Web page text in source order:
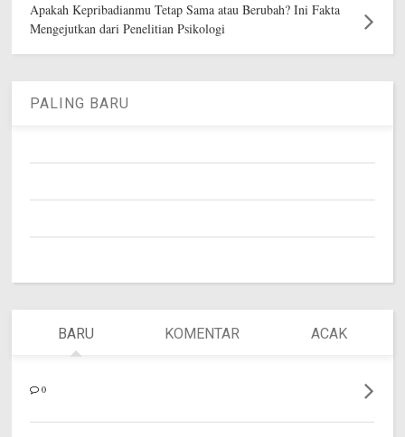
Apakah Kepribadianmu Tetap Sama atau Berubah? Ini Fakta
Mengejutkan dari Penelitian Psikologi
PALING BARU
BARU KOMENTAR ACAK
0